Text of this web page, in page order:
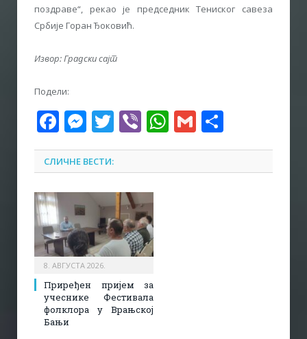
поздраве“, рекао је председник Тениског савеза
Србије Горан Ђоковић.
Извор: Градски сајт
Подели:
Facebook
Messenger
Twitter
ViberWhatsApp
Gmail
СЛИЧНЕ ВЕСТИ:
8. АВГУСТА 2026.
Приређен пријем за
учеснике Фестивала
фолклора у Врањској
Бањи